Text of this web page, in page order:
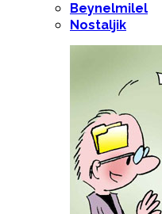
Beynelmilel
Nostaljik